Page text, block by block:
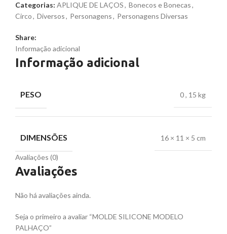
Categorias: APLIQUE DE LAÇOS, Bonecos e Bonecas,
Circo, Diversos, Personagens, Personagens Diversas
Share:
Informação adicional
Informação adicional
PESO 0, 15 kg
DIMENSÕES 16 × 11 × 5 cm
Avaliações (0)
Avaliações
Não há avaliações ainda.
Seja o primeiro a avaliar “MOLDE SILICONE MODELO
PALHAÇO”